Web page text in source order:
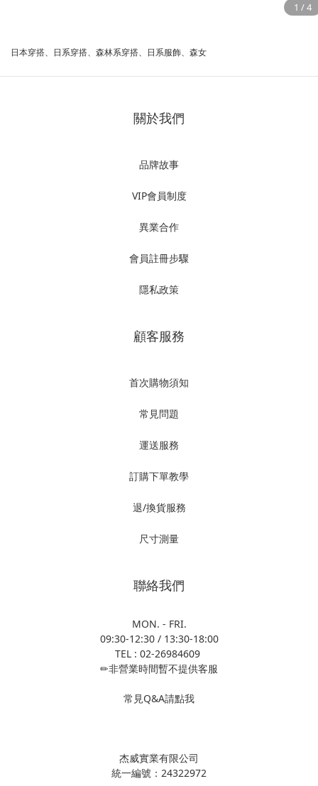
日本穿搭、日系穿搭、森林系穿搭、日系服飾、森女
關於我們
品牌故事
VIP會員制度
異業合作
會員註冊步驟
隱私政策
顧客服務
首次購物須知
常見問題
運送服務
訂購下單教學
退/換貨服務
尺寸測量
聯絡我們
MON. - FRI.
09:30-12:30 / 13:30-18:00
TEL : 02-26984609
✏非營業時間暫不提供客服
常見Q&A請點我
杰威實業有限公司
統一編號：24322972